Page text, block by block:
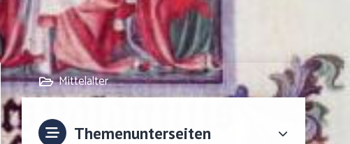
Mittelalter
Themenunterseiten